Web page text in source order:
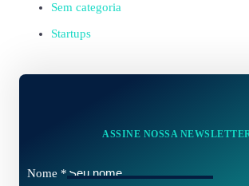
Sem categoria
Startups
ASSINE NOSSA
Nome *